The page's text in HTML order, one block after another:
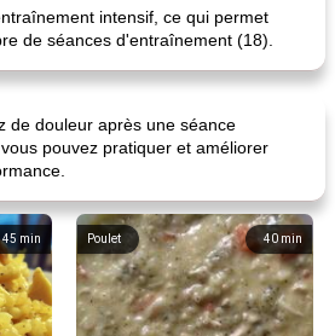
intensif, ce qui permet
de séances d'entraînement (18).
de douleur après une séance
pouvez pratiquer et améliorer
45 min 40 min
Poulet